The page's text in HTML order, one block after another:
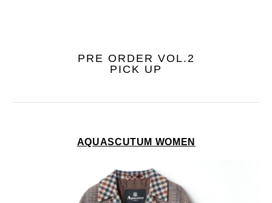
PRE ORDER VOL.2
PICK UP
AQUASCUTUM WOMEN